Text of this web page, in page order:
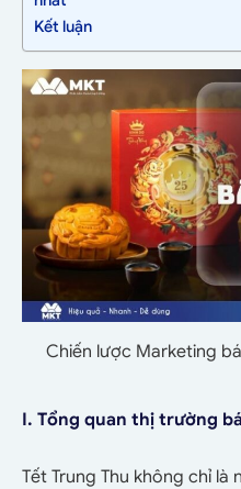
Kết luận
Chiến lược Marketing
I. Tổng quan thị trường
Tết Trung Thu không chỉ